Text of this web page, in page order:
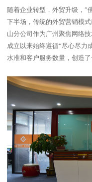
随着企业转型，外贸升级，”
下半场，传统的外贸营销模
山分公司作为广州聚焦网络
成立以来始终遵循“尽心尽力
水准和客户服务数量，创造了